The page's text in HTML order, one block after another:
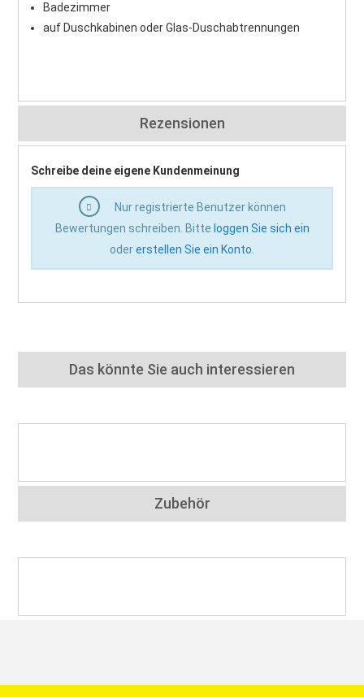
Badezimmer
auf Duschkabinen oder Glas-Duschabtrennungen
Rezensionen
Schreibe deine eigene Kundenmeinung
Nur registrierte Benutzer können
Bewertungen schreiben. Bitte loggen Sie sich ein
odererstellen Sie ein Konto
Das könnte Sie auch interessieren
Zubehör